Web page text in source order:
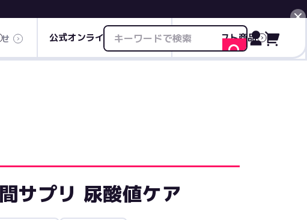
公式オンライン限定商品 ギフト商品
閉じる
サプリ 尿酸値ケア